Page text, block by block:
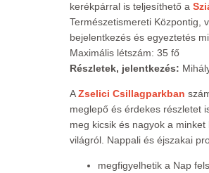
kerékpárral is teljesíthető a
Természetismereti Központig,
bejelentkezés és egyeztetés
Maximális létszám: 35 fő
Részletek, jelentkezés:
AZselici Csillagparkban
meglepő és érdekes részletet
meg kicsik és nagyok a minket
világról. Nappali és éjszakai
megfigyelhetik a Nap